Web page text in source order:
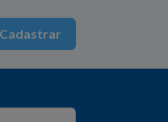
Cadastrar